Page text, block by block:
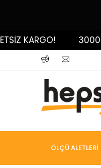
KARGO! 3000 TL
ÖLÇÜ ALETLERİ